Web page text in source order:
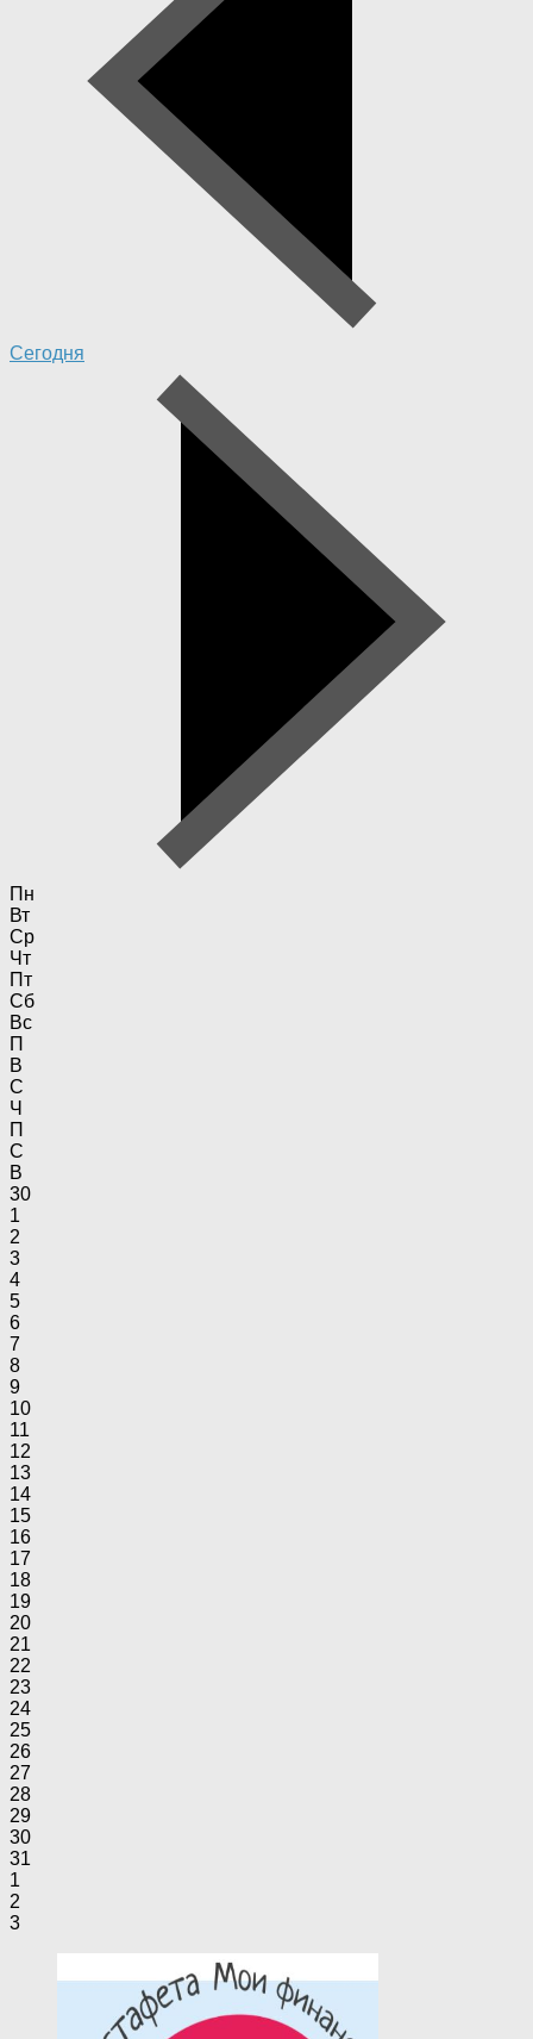
Сегодня
Пн
Вт
Ср
Чт
Пт
Сб
Вс
П
В
С
Ч
П
С
В
30
1
2
3
4
5
6
7
8
9
10
11
12
13
14
15
16
17
18
19
20
21
22
23
24
25
26
27
28
29
30
31
1
2
3